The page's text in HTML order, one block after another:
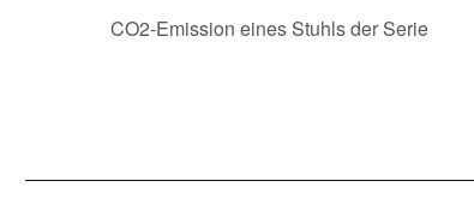
CO2-Emission eines Stuhls der Serie